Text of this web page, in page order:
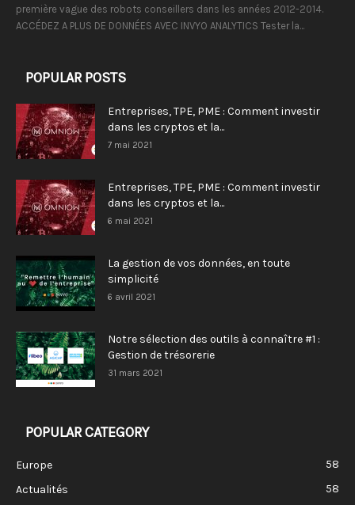
première vague des robots conseillers dans les années 2012-2014.
ACCÉDEZ A PLUS DE DONNÉES AVEC INVYO ANALYTICS Tester la...
POPULAR POSTS
Entreprises, TPE, PME : Comment investir
dans les cryptos et la...
7 mai 2021
Entreprises, TPE, PME : Comment investir
dans les cryptos et la...
6 mai 2021
La gestion de vos données, en toute
simplicité
6 avril 2021
Notre sélection des outils à connaître #1 :
Gestion de trésorerie
31 mars 2021
POPULAR CATEGORY
Europe
58
Actualités
58